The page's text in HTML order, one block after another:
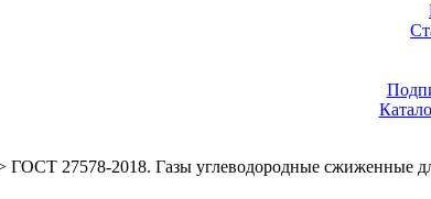
ГОСТ 27578-2018. Газы углеводородные сжиженные